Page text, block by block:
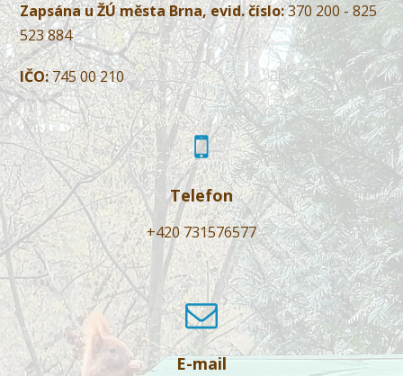
Zapsána u ŽÚ města Brna, evid. číslo:370 200 - 825
523 884
IČO:745 00 210
Telefon
+420 731576577
E-mail